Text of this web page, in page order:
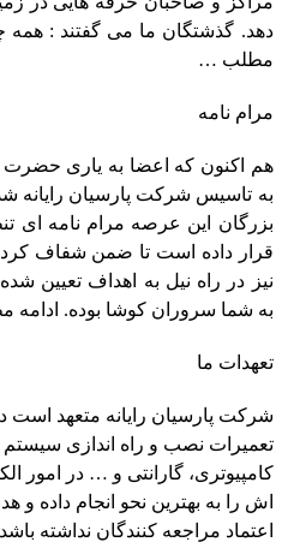
دهد. گذشتگان ما می گفتند : همه
مطلب …
مرام نامه
هم اکنون که اعضا به یاری
به تاسیس شرکت پارسیان رایانه
بزرگان این عرصه مرام نامه ای
قرار داده است تا ضمن شفاف
نیز در راه نیل به اهداف تعیین
به شما سروران کوشا بوده.
تعهدات ما
شرکت پارسیان رایانه متعهد
تعمیرات نصب و راه اندازی
کامپیوتری، گارانتی و … در امور
اش را به بهترین نحو انجام داده
اعتماد مراجعه کنندگان نداشته